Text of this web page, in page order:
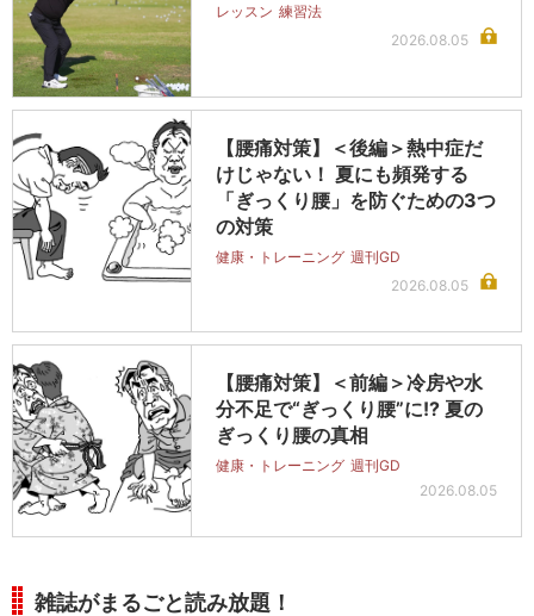
レッスン 練習法
2026.08.05
【腰痛対策】＜後編＞熱中症だ
けじゃない！ 夏にも頻発する
「ぎっくり腰」を防ぐための3つ
の対策
健康・トレーニング 週刊GD
2026.08.05
【腰痛対策】＜前編＞冷房や水
分不足で“ぎっくり腰”に!? 夏の
ぎっくり腰の真相
健康・トレーニング 週刊GD
2026.08.05
雑誌がまるごと読み放題！